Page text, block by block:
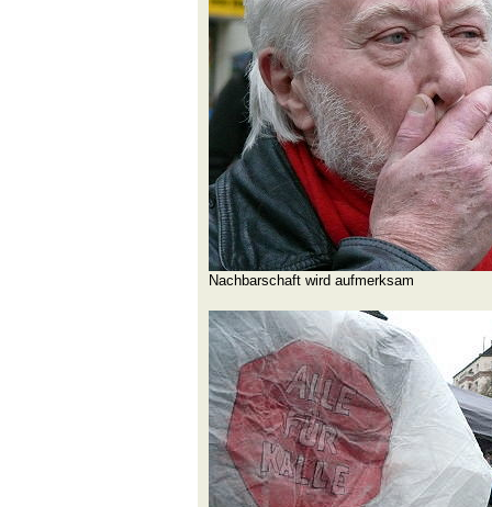
Nachbarschaft wird aufmerksam